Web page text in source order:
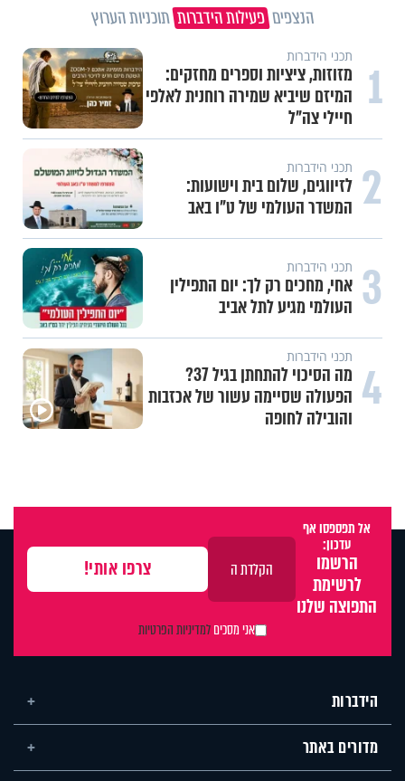
הנצפים פעילות הידברות תוכניות הערוץ
1 תכני הידברות
מזוזות, ציציות וספרים מחזקים:
המיזם שיביא שמירה רוחנית לאלפי
חיילי צה"ל
2 תכני הידברות
לזיווגים, שלום בית וישועות:
המשדר העולמי של ט"ו באב
3 תכני הידברות
אחי, מחכים רק לך: יום התפילין
העולמי מגיע לתל אביב
4 תכני הידברות
מה הסיכוי להתחתן בגיל 37?
הפעולה שסיימה עשור של אכזבות
והובילה לחופה
אל תפספסו אף
עדכון:
הרשמו
לרשימת
התפוצה שלנו
אני מסכיםלמדיניות הפרטיות
הידברות
מדורים באתר